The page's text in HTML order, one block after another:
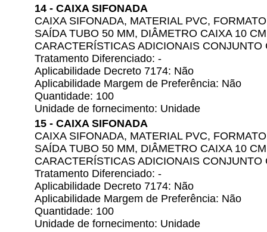
14 - CAIXA SIFONADA
CAIXA SIFONADA, MATERIAL PVC,
SAÍDA TUBO 50 MM, DIÂMETRO CAIXA 10
CARACTERÍSTICAS ADICIONAIS CONJUNTO
Tratamento Diferenciado: -
Aplicabilidade Decreto 7174: Não
Aplicabilidade Margem de Preferência: Não
Quantidade: 100
Unidade de fornecimento: Unidade
15 - CAIXA SIFONADA
CAIXA SIFONADA, MATERIAL PVC,
SAÍDA TUBO 50 MM, DIÂMETRO CAIXA 10
CARACTERÍSTICAS ADICIONAIS CONJUNTO
Tratamento Diferenciado: -
Aplicabilidade Decreto 7174: Não
Aplicabilidade Margem de Preferência: Não
Quantidade: 100
Unidade de fornecimento: Unidade